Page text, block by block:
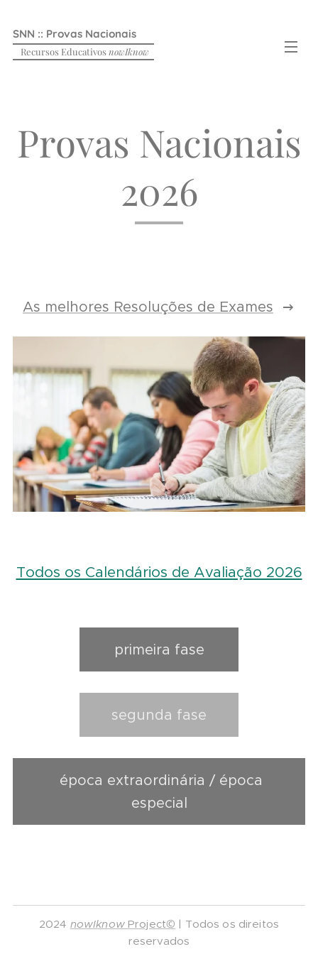
SNN :: Provas Nacionais
Recursos Educativos nowIknow
Provas Nacionais
2026
As melhores Resoluções de Exames
Todos os Calendários de Avaliação 2026
primeira fase
segunda fase
época extraordinária / época
especial
2024 nowIknow Project© | Todos os direitos
reservados